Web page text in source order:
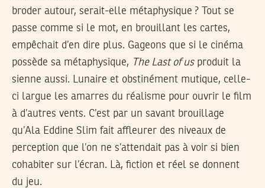
broder autour, serait-elle métaphysique ? Tout se
passe comme si le mot, en brouillant les cartes,
empêchait d’en dire plus. Gageons que si le cinéma
possède sa métaphysique, The Last of usproduit la
sienne aussi. Lunaire et obstinément mutique, celle-
ci largue les amarres du réalisme pour ouvrir le film
à d’autres vents. C’est par un savant brouillage
qu’Ala Eddine Slim fait affleurer des niveaux de
perception que l’on ne s’attendait pas à voir si bien
cohabiter sur l’écran. Là, fiction et réel se donnent
du jeu.